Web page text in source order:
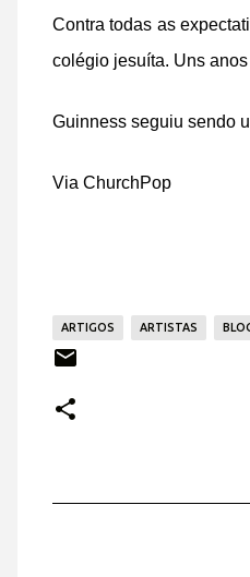
Contra todas as
colégio jesuíta. Uns
Guinness seguiu sendo
Via ChurchPop
ARTIGOS ARTISTAS